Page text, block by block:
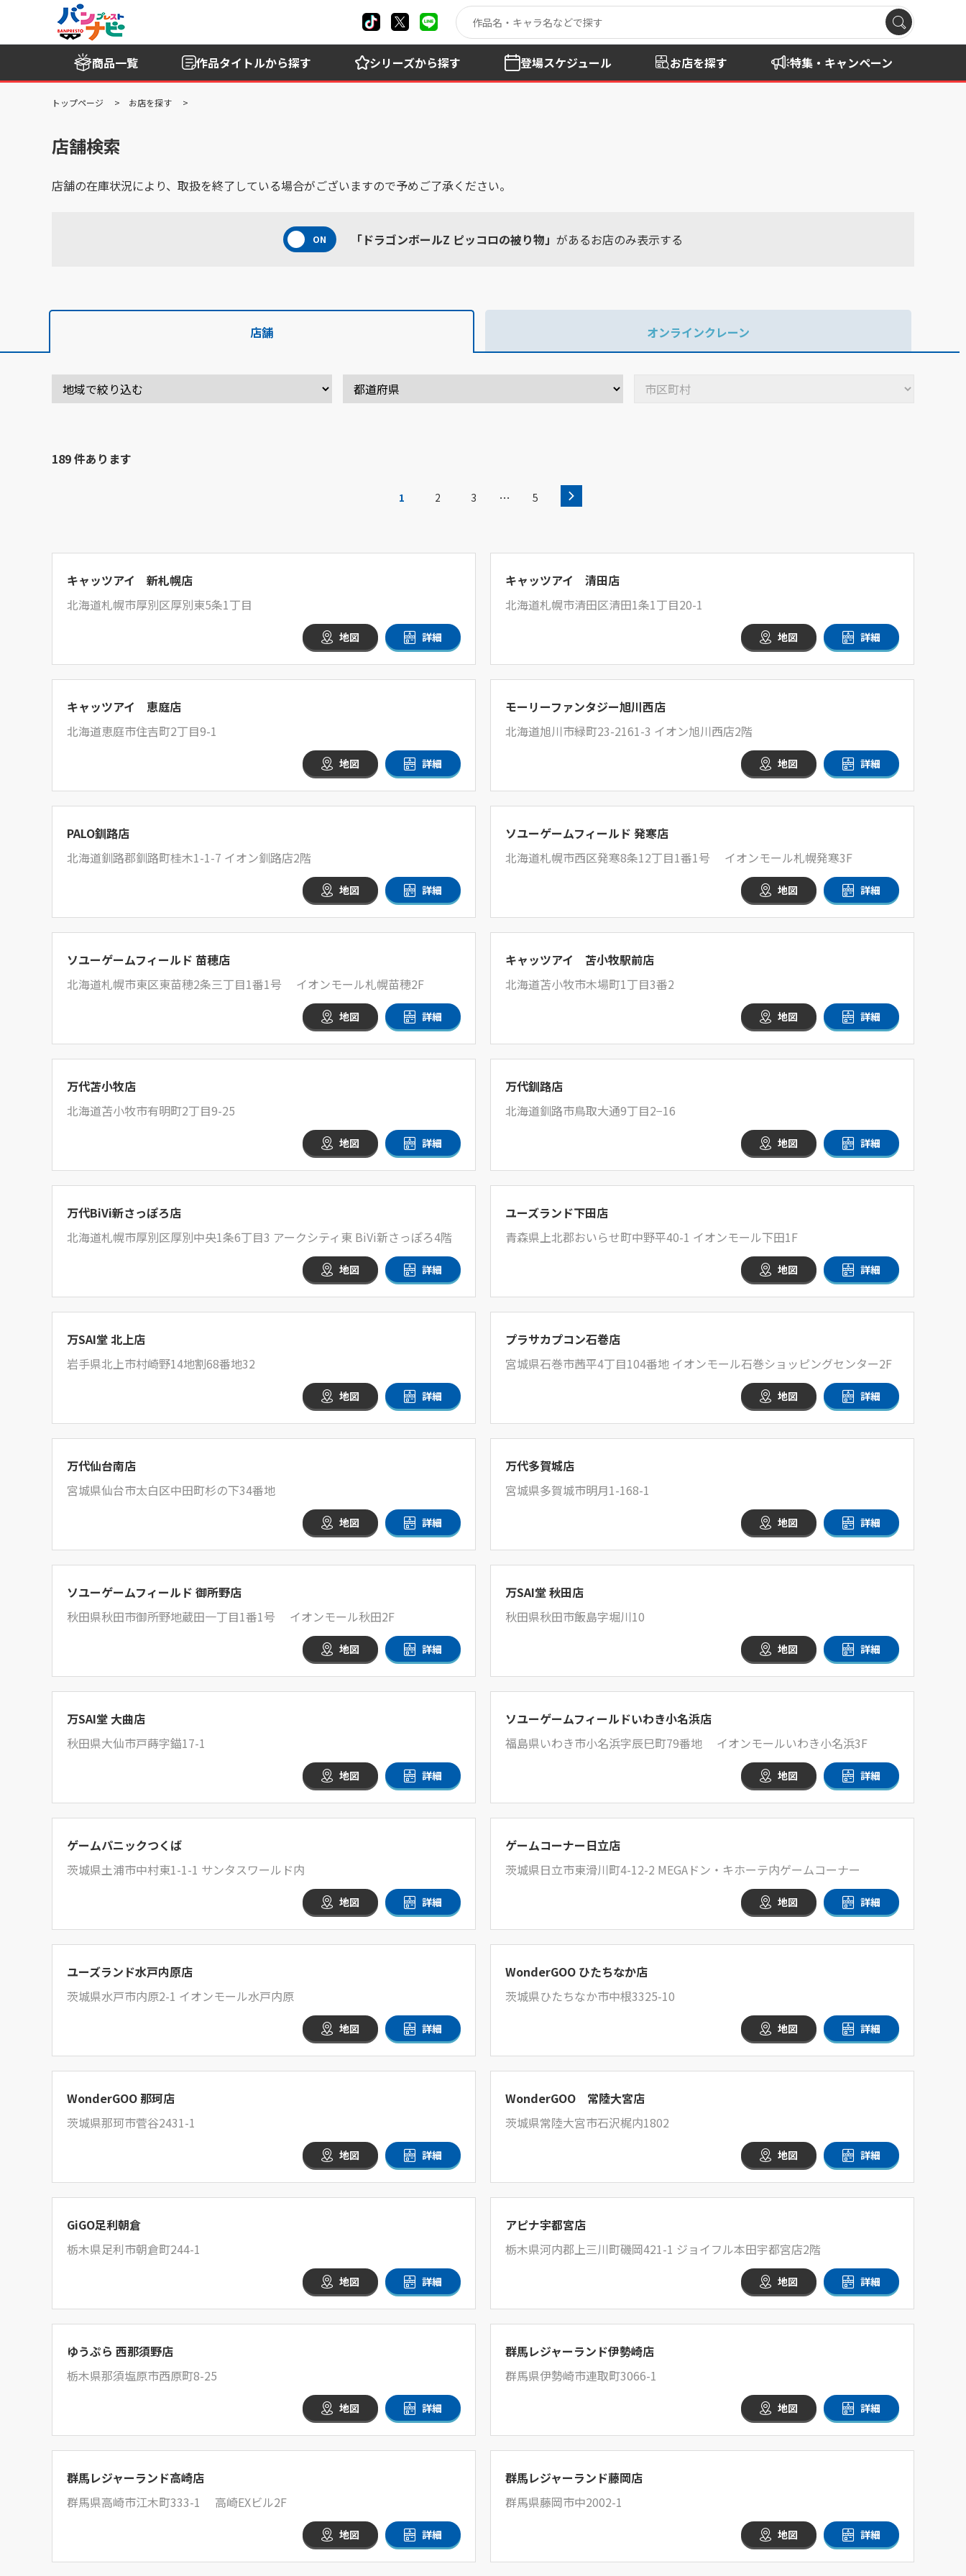
商品一覧 作品タイトルから探す シリーズから探す 登場スケジュール お店を探す 特集・キャンペーン
トップページ お店を探す
店舗検索
店舗の在庫状況により、取扱を終了している場合がございますので予めご了承ください。
「ドラゴンボールZ ピッコロの被り物」 があるお店のみ表示する
店舗 オンラインクレーン
189 件あります
1 2 3 … 5
キャッツアイ 新札幌店
北海道札幌市厚別区厚別東5条1丁目
地図 詳細
キャッツアイ 清田店
北海道札幌市清田区清田1条1丁目20-1
地図 詳細
キャッツアイ 恵庭店
北海道恵庭市住吉町2丁目9-1
地図 詳細
モーリーファンタジー旭川西店
北海道旭川市緑町23-2161-3 イオン旭川西店2階
地図 詳細
PALO釧路店
北海道釧路郡釧路町桂木1-1-7 イオン釧路店2階
地図 詳細
ソユーゲームフィールド 発寒店
北海道札幌市西区発寒8条12丁目1番1号 イオンモール札幌発寒3F
地図 詳細
ソユーゲームフィールド 苗穂店
北海道札幌市東区東苗穂2条三丁目1番1号 イオンモール札幌苗穂2F
地図 詳細
キャッツアイ 苫小牧駅前店
北海道苫小牧市木場町1丁目3番2
地図 詳細
万代苫小牧店
北海道苫小牧市有明町2丁目9-25
地図 詳細
万代釧路店
北海道釧路市鳥取大通9丁目2−16
地図 詳細
万代BiVi新さっぽろ店
北海道札幌市厚別区厚別中央1条6丁目3 アークシティ東 BiVi新さっぽろ4階
地図 詳細
ユーズランド下田店
青森県上北郡おいらせ町中野平40-1 イオンモール下田1F
地図 詳細
万SAI堂 北上店
岩手県北上市村崎野14地割68番地32
地図 詳細
プラサカプコン石巻店
宮城県石巻市茜平4丁目104番地 イオンモール石巻ショッピングセンター2F
地図 詳細
万代仙台南店
宮城県仙台市太白区中田町杉の下34番地
地図 詳細
万代多賀城店
宮城県多賀城市明月1-168-1
地図 詳細
ソユーゲームフィールド 御所野店
秋田県秋田市御所野地蔵田一丁目1番1号 イオンモール秋田2F
地図 詳細
万SAI堂 秋田店
秋田県秋田市飯島字堀川10
地図 詳細
万SAI堂 大曲店
秋田県大仙市戸蒔字錨17-1
地図 詳細
ソユーゲームフィールドいわき小名浜店
福島県いわき市小名浜字辰巳町79番地 イオンモールいわき小名浜3F
地図 詳細
ゲームパニックつくば
茨城県土浦市中村東1-1-1 サンタスワールド内
地図 詳細
ゲームコーナー日立店
茨城県日立市東滑川町4-12-2 MEGAドン・キホーテ内ゲームコーナー
地図 詳細
ユーズランド水戸内原店
茨城県水戸市内原2-1 イオンモール水戸内原
地図 詳細
WonderGOO ひたちなか店
茨城県ひたちなか市中根3325-10
地図 詳細
WonderGOO 那珂店
茨城県那珂市菅谷2431-1
地図 詳細
WonderGOO 常陸大宮店
茨城県常陸大宮市石沢梶内1802
地図 詳細
GiGO足利朝倉
栃木県足利市朝倉町244-1
地図 詳細
アピナ宇都宮店
栃木県河内郡上三川町磯岡421-1 ジョイフル本田宇都宮店2階
地図 詳細
ゆうぷら 西那須野店
栃木県那須塩原市西原町8-25
地図 詳細
群馬レジャーランド伊勢崎店
群馬県伊勢崎市連取町3066-1
地図 詳細
群馬レジャーランド高崎店
群馬県高崎市江木町333-1 高崎EXビル2F
地図 詳細
群馬レジャーランド藤岡店
群馬県藤岡市中2002-1
地図 詳細